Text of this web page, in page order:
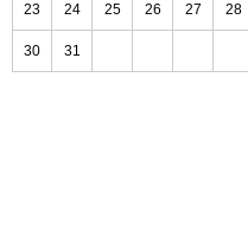
23 24 25 26 27 28
30 31